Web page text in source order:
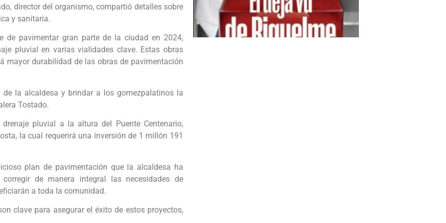
director del organismo, compartió detalles sobre
y sanitaria.
de pavimentar gran parte de la ciudad en 2024,
pluvial en varias vialidades clave. Estas obras
mayor durabilidad de las obras de pavimentación
la alcaldesa y brindar a los gomezpalatinos la
Tostado.
pluvial a la altura del Puente Centenario,
la cual requerirá una inversión de 1 millón 191
plan de pavimentación que la alcaldesa ha
de manera integral las necesidades de
a toda la comunidad.
clave para asegurar el éxito de estos proyectos,